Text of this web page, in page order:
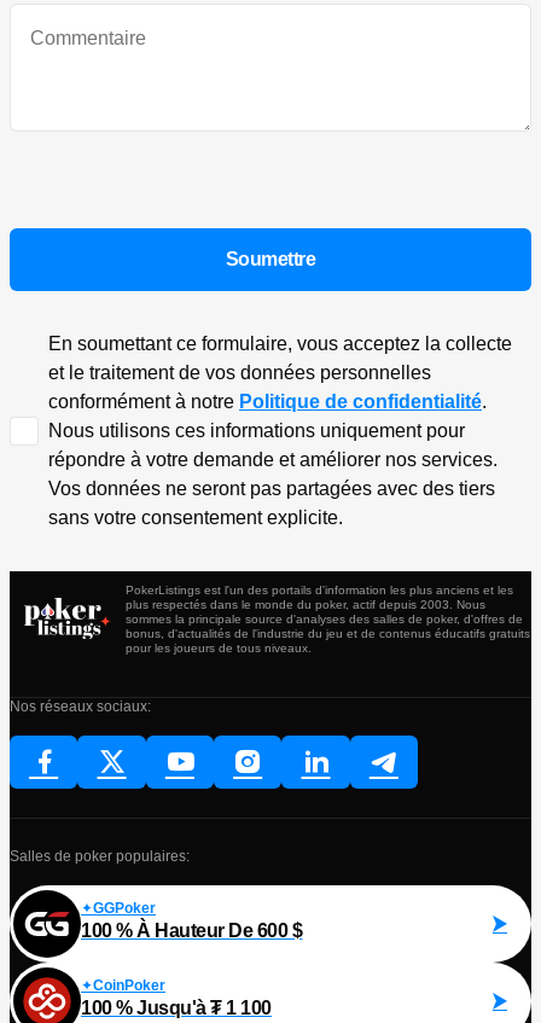
En soumettant ce formulaire, vous acceptez la collecte
et le traitement de vos données personnelles
conformément à notre Politique de confidentialité.
Nous utilisons ces informations uniquement pour
répondre à votre demande et améliorer nos services.
Vos données ne seront pas partagées avec des tiers
sans votre consentement explicite.
PokerListings est l'un des portails d'information les plus anciens et les
plus respectés dans le monde du poker, actif depuis 2003. Nous
sommes la principale source d'analyses des salles de poker, d'offres de
bonus, d'actualités de l'industrie du jeu et de contenus éducatifs gratuits
pour les joueurs de tous niveaux.
Nos réseaux sociaux:
Salles de poker populaires:
GGPoker
100 % À Hauteur De 600 $
CoinPoker
100 % Jusqu'à ₮ 1 100